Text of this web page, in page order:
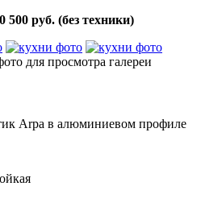
руб. (без техники)
для просмотра галереи
Arpa в алюминиевом профиле